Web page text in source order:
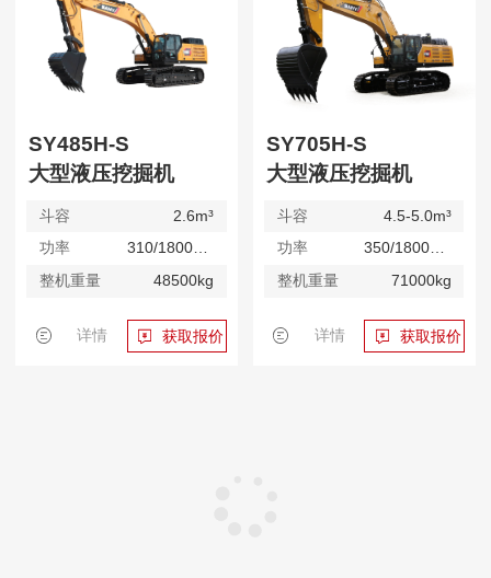
SY485H-S
大型液压挖掘机
斗容
2.6m³
功率
310/1800kW/rpm
整机重量
48500kg
详情 获取报价
SY705H-S
大型液压挖掘机
斗容
4.5-5.0m³
功率
350/1800kW/rpm
整机重量
71000kg
详情 获取报价